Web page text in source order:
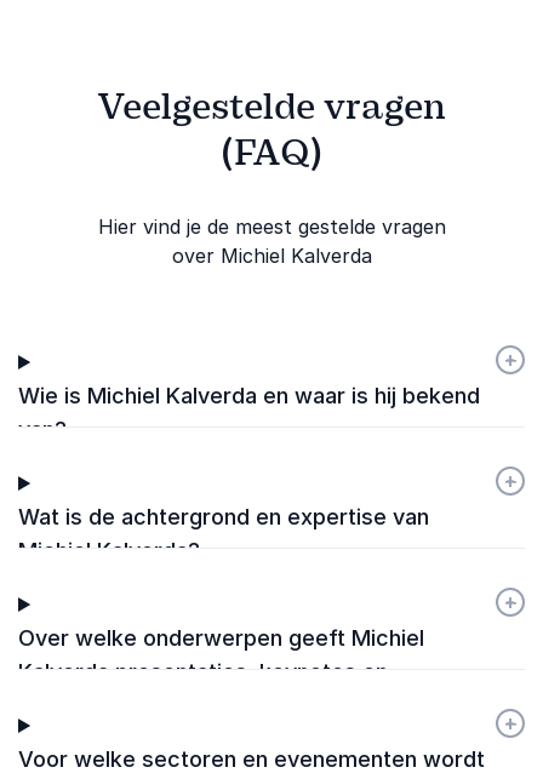
Veelgestelde vragen
(FAQ)
Hier vind je de meest gestelde vragen
over Michiel Kalverda
Wie is Michiel Kalverda en waar is hij bekend
van?
+
-
Wat is de achtergrond en expertise van
Michiel Kalverda?
+
-
Over welke onderwerpen geeft Michiel
Kalverda presentaties, keynotes en
+
-
Voor welke sectoren en evenementen wordt
+
-